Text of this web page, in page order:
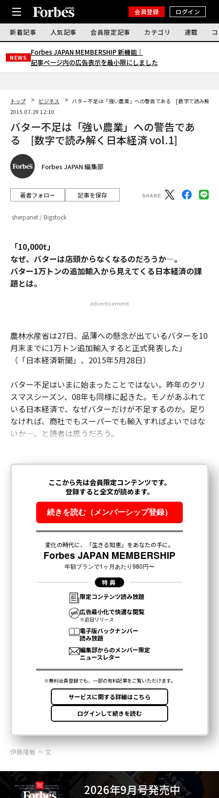
会員登録 ログイン
新着記事 人気記事 会員限定記事 カテゴリ 連載
NEWS
Forbes JAPAN MEMBERSHIP 新機能｜
記事ページ内の広告表示を最小限にしました
トップ ビジネス
バター不足は「強い農業」への警告である [数字で読み解く
2015.07.29 12:10
バター不足は「強い農業」への警告であ
る [数字で読み解く日本経済 vol.1]
Forbes JAPAN 編集部
著者フォロー 記事を保存
sherpanet / Bigstock
「10,000t」
なぜ、バターは店頭からなくなるのだろうか―。
バター1万トンの追加輸入から見えてくる日本経済の課
題とは。
advertisement
農林水産省は27日、品薄への懸念が出ているバターを10
月末までに1万トン追加輸入すると正式発表した」
（「日本経済新聞」、2015年5月28日）
バター不足はいまに始まったことではない。昨年のクリ
スマスシーズン、08年も同様に起きた。モノがあふれて
いる日本経済で、なぜバターだけが不足するのか。足り
なければ、商社でもスーパーでも輸入すればよいではな
いか―、と読者は思うだろう。
伊藤隆敏 ＝ 文
2026年9月号発売中